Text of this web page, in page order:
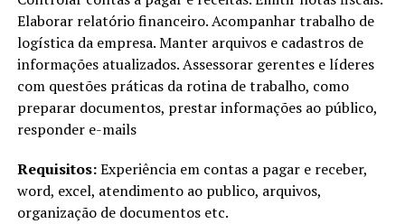
Elaborar relatório financeiro. Acompanhar trabalho de
logística da empresa. Manter arquivos e cadastros de
informações atualizados. Assessorar gerentes e líderes
com questões práticas da rotina de trabalho, como
preparar documentos, prestar informações ao público,
responder e-mails
Requisitos:Experiência em contas a pagar e receber,
word, excel, atendimento ao publico, arquivos,
organização de documentos etc.